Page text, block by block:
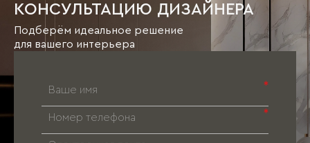
КОНСУЛЬТАЦИЮ ДИЗАЙНЕРА
Подберём идеальное решение
для вашего интерьера
*
*